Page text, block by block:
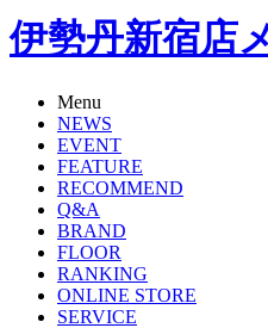
伊勢丹新宿店
Menu
NEWS
EVENT
FEATURE
RECOMMEND
Q&A
BRAND
FLOOR
RANKING
ONLINE STORE
SERVICE